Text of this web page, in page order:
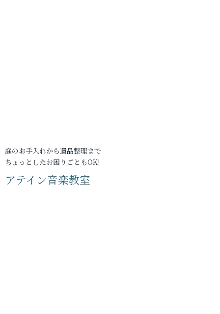
庭のお手入れから遺品整理まで
ちょっとしたお困りごともOK!
アテイン音楽教室